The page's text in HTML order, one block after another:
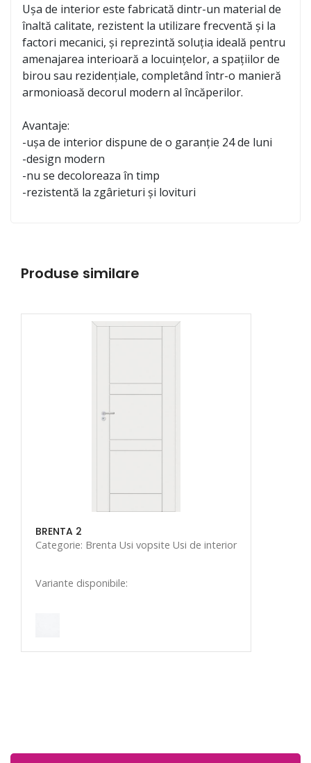
Ușa de interior este fabricată dintr-un material de
înaltă calitate, rezistent la utilizare frecventă și la
factori mecanici, și reprezintă soluția ideală pentru
amenajarea interioară a locuințelor, a spațiilor de
birou sau rezidențiale, completând într-o manieră
armonioasă decorul modern al încăperilor.
Avantaje:
-ușa de interior dispune de o garanție 24 de luni
-design modern
-nu se decoloreaza în timp
-rezistentă la zgârieturi și lovituri
Produse similare
BRENTA 2
Categorie: Brenta Usi vopsite Usi de interior
Variante disponibile: